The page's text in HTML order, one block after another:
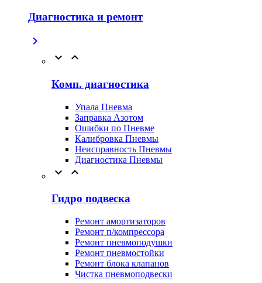
Диагностика и ремонт



Комп. диагностика
Упала Пневма
Заправка Азотом
Ошибки по Пневме
Калибровка Пневмы
Неисправность Пневмы
Диагностика Пневмы
 
Гидро подвеска
Ремонт амортизаторов
Ремонт п/компрессора
Ремонт пневмоподушки
Ремонт пневмостойки
Ремонт блока клапанов
Чистка пневмоподвески